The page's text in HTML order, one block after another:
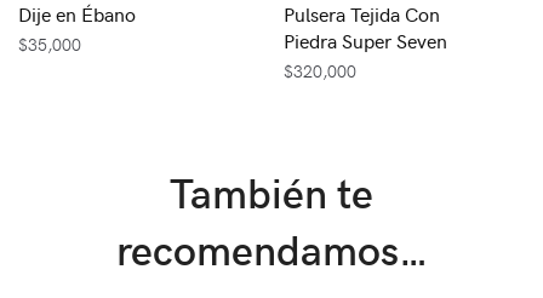
Dije en Ébano
$35,000
Pulsera Tejida Con
Piedra Super Seven
$320,000
También te
recomendamos…